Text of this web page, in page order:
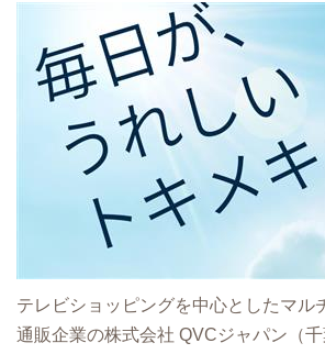
テレビショッピングを中⼼としたマル
通販企業の株式会社 QVCジャパン（